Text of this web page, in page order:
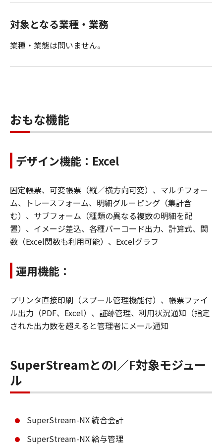
対象となる業種・業務
業種・業態は問いません。
おもな機能
デザイン機能：Excel
固定帳票、可変帳票（縦／横方向可変）、マルチフォー
ム、トレースフォーム、明細グルーピング（集計含
む）、サブフォーム（種類の異なる複数の明細を配
置）、イメージ差込、各種バーコード出力、計算式、関
数（Excel関数も利用可能）、Excelグラフ
運用機能：
プリンタ直接印刷（スプール管理機能付）、帳票ファイ
ル出力（PDF、Excel）、証跡管理、利用状況通知（指定
された出力数を超えると管理者にメール通知
SuperStreamとのI／F対象モジュー
ル
SuperStream-NX 統合会計
SuperStream-NX 給与管理